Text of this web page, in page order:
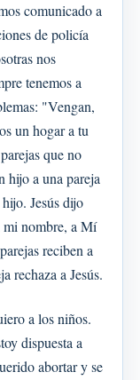
comunicado a
de policía
nos
tenemos a
"Vengan,
un hogar a tu
que no
hijo a una pareja
Jesús dijo
mi nombre, a Mí
reciben a
rechaza a Jesús.
a los niños.
dispuesta a
abortar y se